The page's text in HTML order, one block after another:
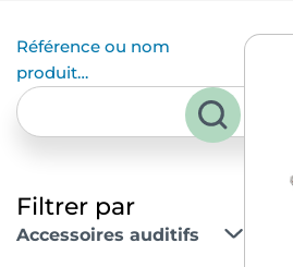
Référence ou nom
produit…
Filtrer par
Accessoires auditifs